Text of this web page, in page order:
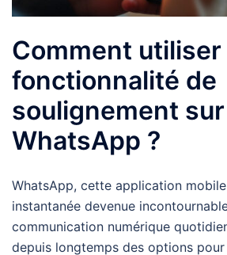
Comment utiliser
fonctionnalité de
soulignement sur
WhatsApp ?
WhatsApp, cette application
instantanée devenue
communication numérique
depuis longtemps des options